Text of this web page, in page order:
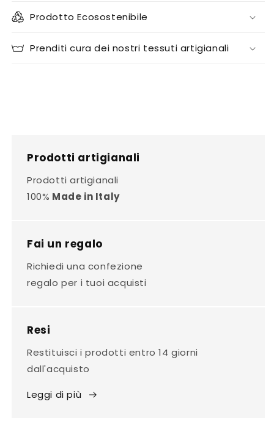
Prodotto Ecosostenibile
Prenditi cura dei nostri tessuti artigianali
Prodotti artigianali
Prodotti artigianali
100% Made in Italy
Fai un regalo
Richiedi una confezione
regalo per i tuoi acquisti
Resi
Restituisci i prodotti entro 14 giorni
dall'acquisto
Leggi di più